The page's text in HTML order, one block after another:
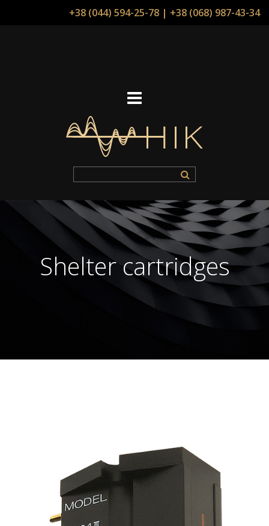
+38 (044) 594-25-78 | +38 (068) 987-43-34
Shelter cartridges